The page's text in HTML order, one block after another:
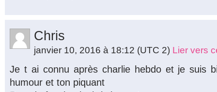
Chris
janvier 10, 2016 à 18:12 (UTC 2) Lier vers
Je t ai connu après charlie hebdo et je suis
humour et ton piquant